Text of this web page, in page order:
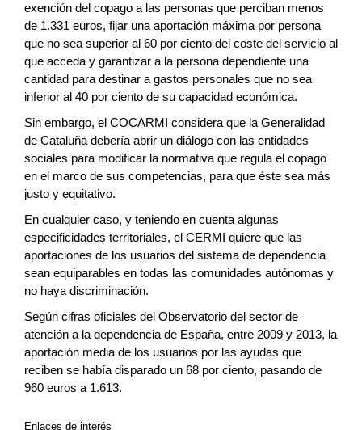
exención del copago a las personas que perciban menos
de 1.331 euros, fijar una aportación máxima por persona
que no sea superior al 60 por ciento del coste del servicio al
que acceda y garantizar a la persona dependiente una
cantidad para destinar a gastos personales que no sea
inferior al 40 por ciento de su capacidad económica.
Sin embargo, el COCARMI considera que la Generalidad
de Cataluña debería abrir un diálogo con las entidades
sociales para modificar la normativa que regula el copago
en el marco de sus competencias, para que éste sea más
justo y equitativo.
En cualquier caso, y teniendo en cuenta algunas
especificidades territoriales, el CERMI quiere que las
aportaciones de los usuarios del sistema de dependencia
sean equiparables en todas las comunidades autónomas y
no haya discriminación.
Según cifras oficiales del Observatorio del sector de
atención a la dependencia de España, entre 2009 y 2013, la
aportación media de los usuarios por las ayudas que
reciben se había disparado un 68 por ciento, pasando de
960 euros a 1.613.
Enlaces de interés